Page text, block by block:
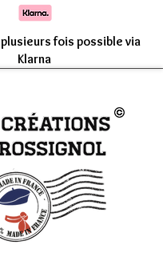
livraison entre 7 à 15 jours
fois possible via
Klarna